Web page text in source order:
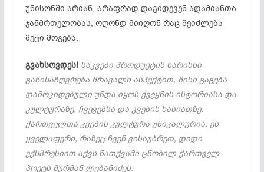
უნისონში არიან, არაფრად დაგიდევენ ადამიანთა
ჯანმრთელობას, ოღონდ მიიღონ რაც შეიძლება
მეტი მოგება.
გვახსოვდეს! საკვები პროდუქტის ხარისხი
განისაზღვრება მრავალი ასპექტით, მისი გაგება
დამოკიდებული უნდა იყოს ქვეყნის ისტორიასა და
კულტურაზე, ჩვევებსა და კვების ხასიათზე.
ქართველთა კვების კულტურა უნიკალურია. ეს
ყველაფერი, რაზეც ჩვენ ვისაუბრეთ, დიდი
ექსპრესიით აქვს ნათქვამი ცნობილ ქართველ
პოეტს მურმან ლებანიძეს: